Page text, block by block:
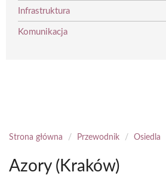
Infrastruktura
Komunikacja
Strona główna / Przewodnik / Osiedla
Azory (Kraków)